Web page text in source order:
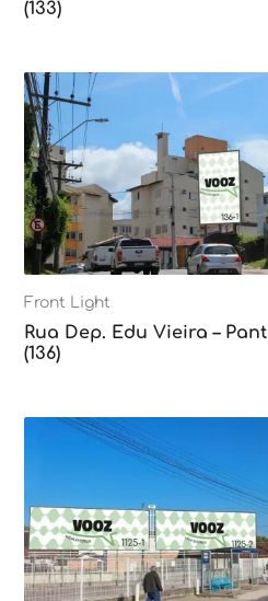
(133)
Front Light
Rua Dep. Edu Vieira –
(136)